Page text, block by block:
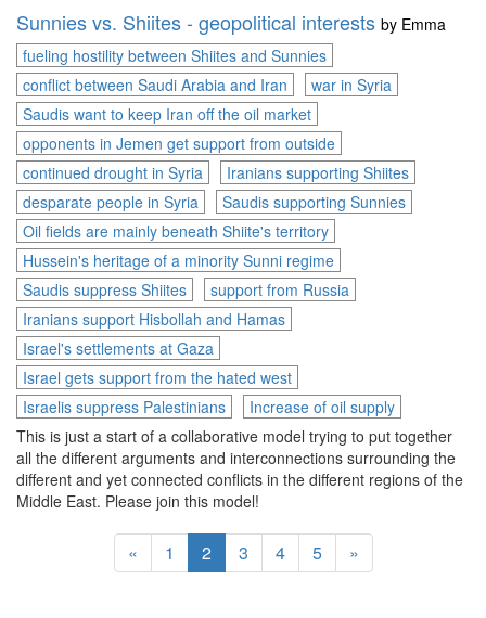
Sunnies vs. Shiites - geopolitical interests by Emma
fueling hostility between Shiites and Sunnies
conflict between Saudi Arabia and Iran
war in Syria
Saudis want to keep Iran off the oil market
opponents in Jemen get support from outside
continued drought in Syria
Iranians supporting Shiites
desparate people in Syria
Saudis supporting Sunnies
Oil fields are mainly beneath Shiite's territory
Hussein's heritage of a minority Sunni regime
Saudis suppress Shiites
support from Russia
Iranians support Hisbollah and Hamas
Israel's settlements at Gaza
Israel gets support from the hated west
Israelis suppress Palestinians
Increase of oil supply
This is just a start of a collaborative model trying to put together
all the different arguments and interconnections surrounding the
different and yet connected conflicts in the different regions of the
Middle East. Please join this model!
« 1 2 3 4 5 »